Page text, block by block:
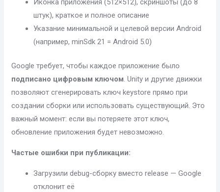
Иконка приложения (512×512), скриншоты (до 8
штук), краткое и полное описание
Указание минимальной и целевой версии Android
(например, minSdk 21 = Android 5.0)
Google требует, чтобы каждое приложение было
подписано цифровым ключом. Unity и другие движки
позволяют сгенерировать ключ keystore прямо при
создании сборки или использовать существующий. Это
важный момент: если вы потеряете этот ключ,
обновление приложения будет невозможно.
Частые ошибки при публикации:
Загрузили debug-сборку вместо release — Google
отклонит её